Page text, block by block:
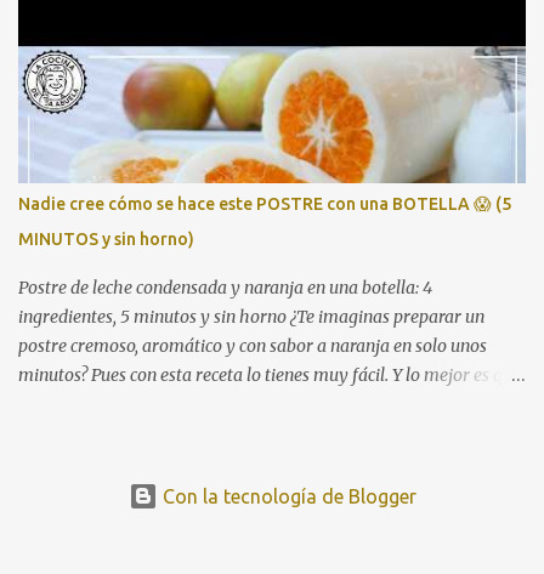
cualquier mesa navideña. Perfecta para quienes buscan platos
económicos pero con sabor intenso y resultado de restaurante.
Ingredientes 1 bolsa de preparado de marisco congelado 1 cebolla 1
pimiento verde 2 tomates 1 litro de caldo de pescado o agua 1 trozo
de pan duro Aceite de oliva Sal, pimienta y laurel (Opcional) un
chorrito de brandy o vino blanco Cómo hacer la sopa de marisco 1.
Sofríe las verduras Pica bien la cebolla, el pimiento y los tomates.
Sofríelos a fuego medio hasta que queden bien blanditos y con...
Nadie cree cómo se hace este POSTRE con una BOTELLA 😱 (5
MINUTOS y sin horno)
Postre de leche condensada y naranja en una botella: 4
ingredientes, 5 minutos y sin horno ¿Te imaginas preparar un
postre cremoso, aromático y con sabor a naranja en solo unos
minutos? Pues con esta receta lo tienes muy fácil. Y lo mejor es que
natural de naranja 200 ml de nata para montar (crema de leche) 1
Con la tecnología de Blogger